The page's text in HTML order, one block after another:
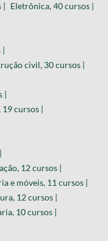
| Eletrônica, 40 cursos |
|
civil, 30 cursos |
|
cursos |
12 cursos |
e móveis, 11 cursos |
12 cursos |
10 cursos |